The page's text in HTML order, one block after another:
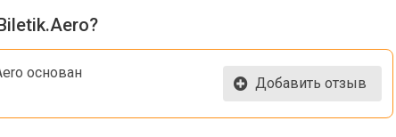
основан
Добавить отзыв